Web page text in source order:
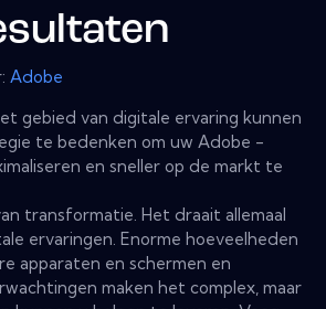
Adobe
gebied van digitale ervaring kunnen
te bedenken om uw Adobe -
en sneller op de markt te
transformatie. Het draait allemaal
ervaringen. Enorme hoeveelheden
apparaten en schermen en
maken het complex, maar